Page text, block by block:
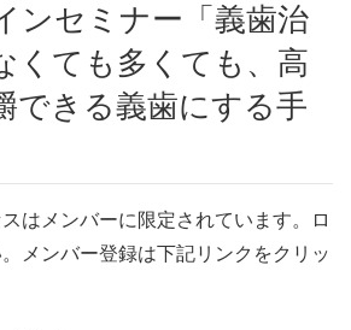
くても多くても、高
できる義歯にする手
はメンバーに限定されています。ロ
メンバー登録は下記リンクをクリッ